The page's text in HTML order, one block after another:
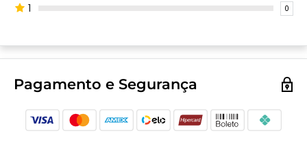
1 0
Pagamento e Segurança